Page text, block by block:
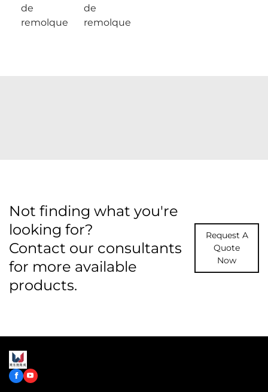
de
remolque
de
remolque
Not finding what you're
looking for?
Contact our consultants
for more available
products.
Request A
Quote
Now